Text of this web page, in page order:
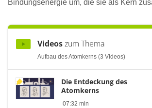
Bindungsenergie um, die sie als Kern
Videoszum Thema
Aufbau des Atomkerns (3 Videos)
Die Entdeckung des
Atomkerns
07:32 min